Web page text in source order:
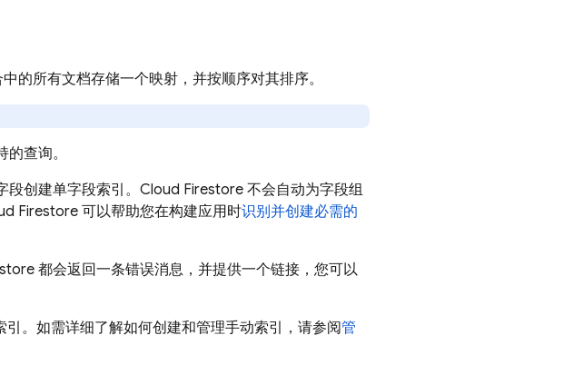
的所有文档存储一个映射，并按顺序对其排序。
查询。
创建单字段索引。 Cloud Firestore 不会自动为字段组
Firestore可以帮助您在构建应用时识别并创建必需的
都会返回一条错误消息，并提供一个链接，您可以
引。如需详细了解如何创建和管理手动索引，请参阅管